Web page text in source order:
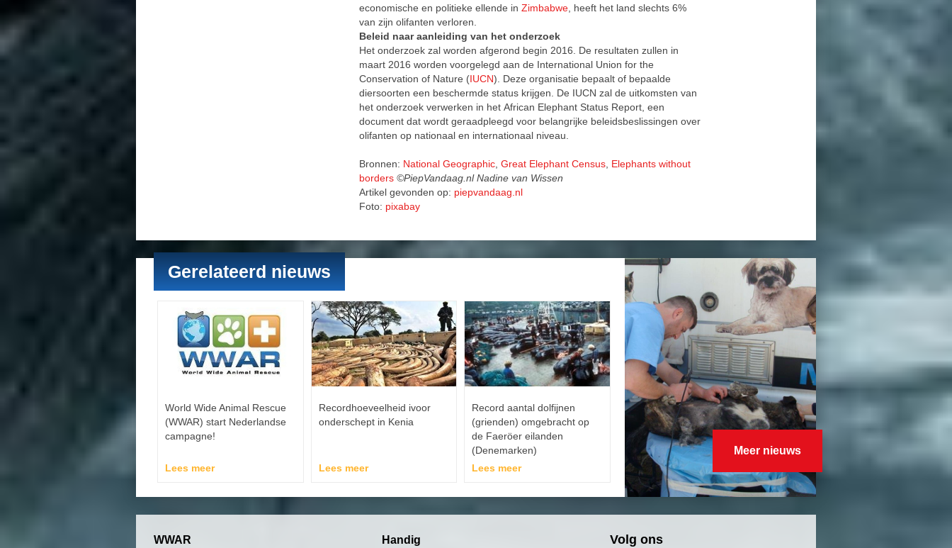
economische en politieke ellende inZimbabwe , heeft het land slechts 6%
van zijn olifanten verloren.
Beleid naar aanleiding van het onderzoek
Het onderzoek zal worden afgerond begin 2016. De resultaten zullen in
maart 2016 worden voorgelegd aan de International Union for the
Conservation of Nature (IUCN). Deze organisatie bepaalt of bepaalde
diersoorten een beschermde status krijgen. De IUCN zal de uitkomsten van
het onderzoek verwerken in het African Elephant Status Report, een
document dat wordt geraadpleegd voor belangrijke beleidsbeslissingen over
olifanten op nationaal en internationaal niveau.
Bronnen: National Geographic ,Great Elephant Census Elephants without
borders ©PiepVandaag.nl Nadine van Wissen
Artikel gevonden op: piepvandaag.nl
Foto: pixabay
Gerelateerd nieuws
World Wide Animal Rescue
(WWAR) start Nederlandse
campagne!
Lees meer
Recordhoeveelheid ivoor
onderschept in Kenia
Lees meer
Record aantal dolfijnen
(grienden) omgebracht op
de Faeröer eilanden
(Denemarken)
Lees meer
Meer nieuws
WWAR Handig Volg ons